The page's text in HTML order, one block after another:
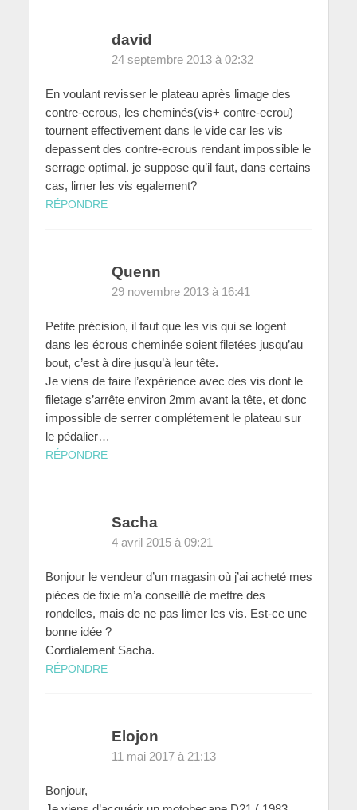
david
24 septembre 2013 à 02:32
En voulant revisser le plateau après limage des
contre-ecrous, les cheminés(vis+ contre-ecrou)
tournent effectivement dans le vide car les vis
depassent des contre-ecrous rendant impossible le
serrage optimal. je suppose qu’il faut, dans certains
cas, limer les vis egalement?
RÉPONDRE
Quenn
29 novembre 2013 à 16:41
Petite précision, il faut que les vis qui se logent
dans les écrous cheminée soient filetées jusqu’au
bout, c’est à dire jusqu’à leur tête.
Je viens de faire l’expérience avec des vis dont le
filetage s’arrête environ 2mm avant la tête, et donc
impossible de serrer complétement le plateau sur
le pédalier…
RÉPONDRE
Sacha
4 avril 2015 à 09:21
Bonjour le vendeur d’un magasin où j’ai acheté mes
pièces de fixie m’a conseillé de mettre des
rondelles, mais de ne pas limer les vis. Est-ce une
bonne idée ?
Cordialement Sacha.
RÉPONDRE
Elojon
11 mai 2017 à 21:13
Bonjour,